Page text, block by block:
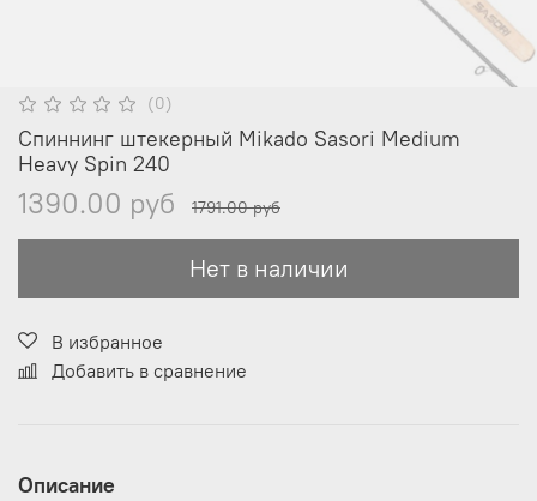
(0)
Спиннинг штекерный Mikado Sasori Medium
Heavy Spin 240
1390.00 руб 1791.00 руб
Нет в наличии
В избранное
Добавить в сравнение
Описание